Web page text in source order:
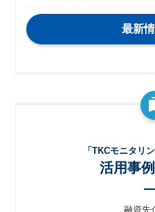
最新
「TKCモニタリ
活用事
融資先